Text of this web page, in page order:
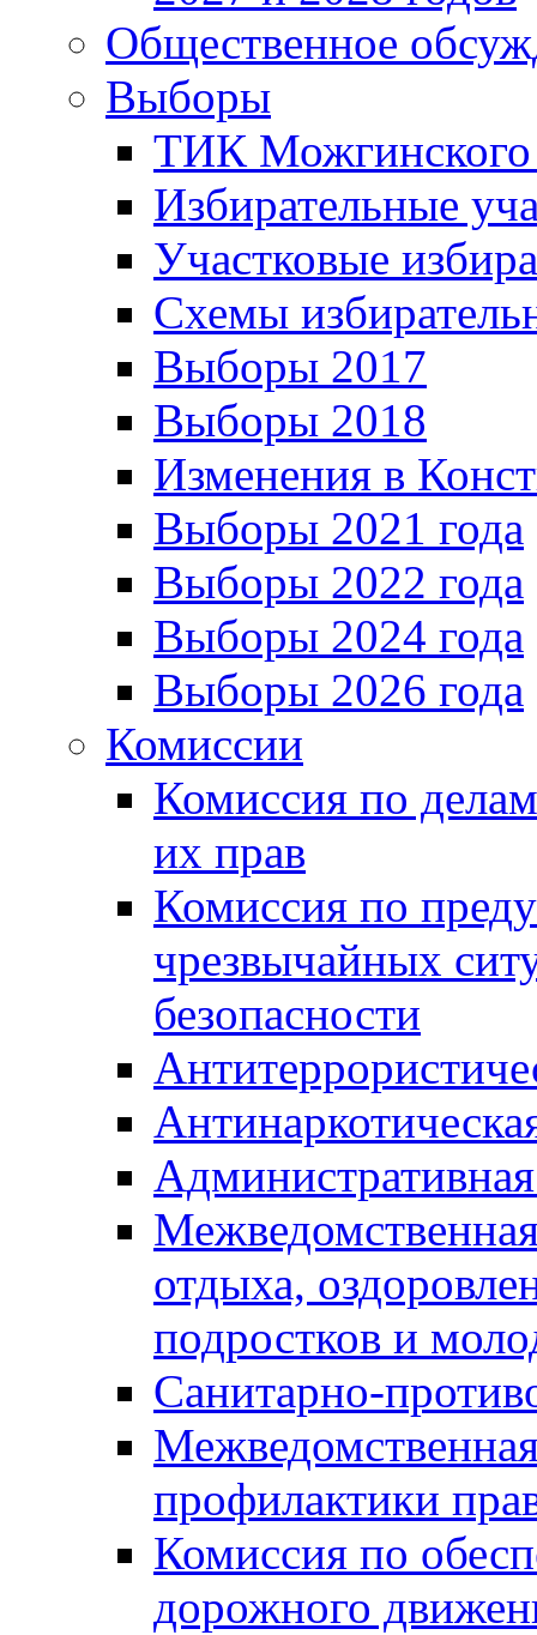
Общественное
Выборы
ТИК Можгинского
Избирательные
Участковые
Схемы
Выборы 2017
Выборы 2018
Изменения в
Выборы 2021 года
Выборы 2022 года
Выборы 2024 года
Выборы 2026 года
Комиссии
Комиссия по
их прав
Комиссия по
чрезвычайных
безопасности
отдыха,
подростков и
Санитарно-
профилактики
Комиссия по
дорожного